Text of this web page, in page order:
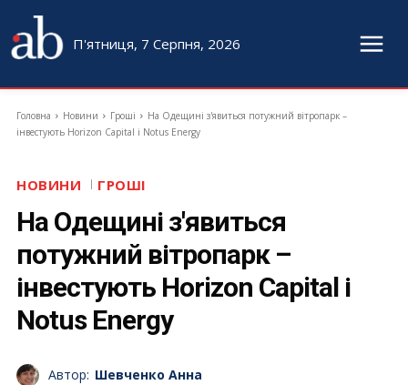
П'ятниця, 7 Серпня, 2026
Головна Новини Гроші
На Одещині з'явиться потужний вітропарк –
інвестують Horizon Capital і Notus Energy
НОВИНИ ГРОШІ
На Одещині з'явиться
потужний вітропарк –
інвестують Horizon Capital і
Notus Energy
Автор: Шевченко Анна